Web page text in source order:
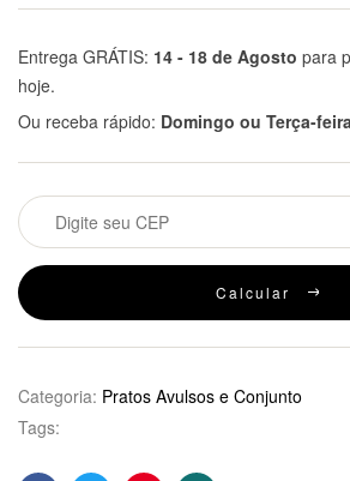
Entrega GRÁTIS: 14 - 18 de Agosto para
hoje.
Ou receba rápido: Domingo ou Terça-
Calcular
Categoria: Pratos Avulsos e Conjunto
Tags: